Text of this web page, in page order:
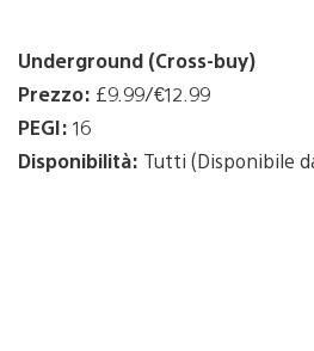
Underground (Cross-buy)
Prezzo: £9.99/€12.99
PEGI: 16
Disponibilità: Tutti (Disponibile